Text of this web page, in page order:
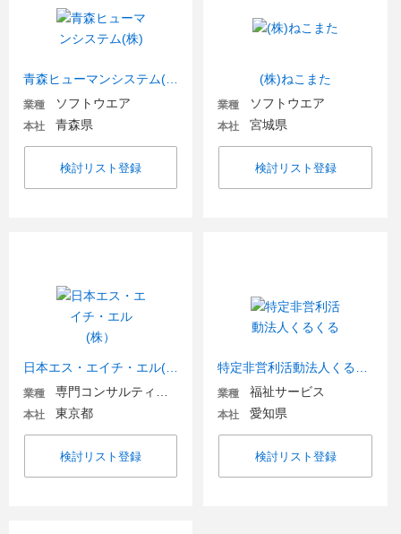
業種 ソフトウエア
本社 青森県
検討リスト登録
(株)ねこまた
業種 ソフトウエア
本社 宮城県
検討リスト登録
業種
本社 東京都
検討リスト登録
業種 福祉サービス
本社 愛知県
検討リスト登録